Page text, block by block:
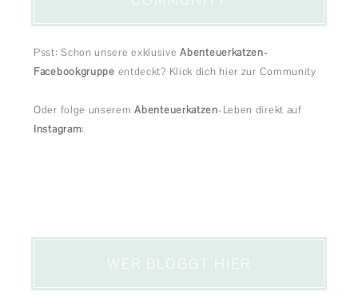
Psst: Schon unsere exklusiveAbenteuerkatzen-
Facebookgruppe entdeckt? Klick dich hier zur Community
Oder folge unseremAbenteuerkatzen-Leben direkt auf
Instagram:
WER BLOGGT HIER